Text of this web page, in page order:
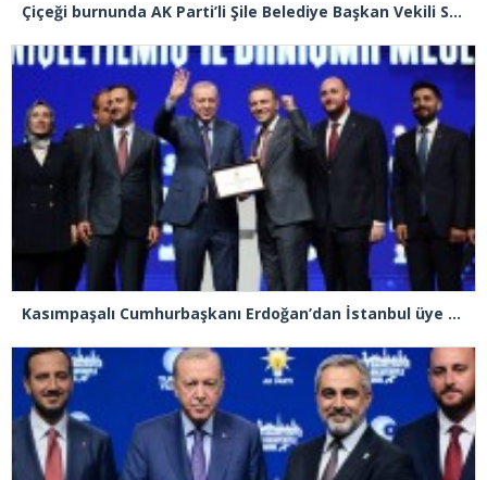
Çiçeği burnunda AK Parti’li Şile Belediye Başkan Vekili Sacit Terzi, teşkilatlarla piknikte buluştu
Kasımpaşalı Cumhurbaşkanı Erdoğan’dan İstanbul üye birincisi Beyoğlu İlçe Başkanı Kasım Fırat’a plaket